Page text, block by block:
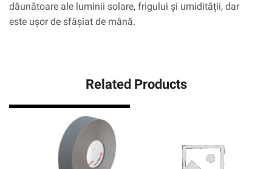
dăunătoare ale luminii solare, frigului și umidității, dar
este ușor de sfâșiat de mână.
Related Products